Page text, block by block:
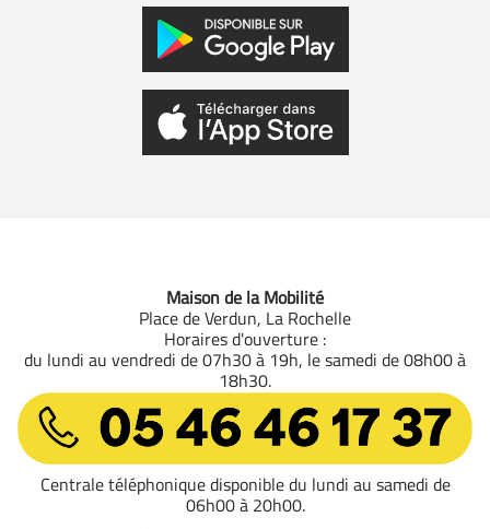
Maison de la Mobilité
Place de Verdun, La Rochelle
Horaires d'ouverture :
du lundi au vendredi de 07h30 à 19h, le samedi de 08h00 à
18h30.
05 46 46 17 37
Centrale téléphonique disponible du lundi au samedi de
06h00 à 20h00.